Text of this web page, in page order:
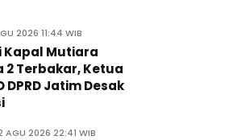
2026 11:44 WIB
Kapal Mutiara
2 Terbakar, Ketua
DPRD Jatim Desak
AGU 2026 22:41 WIB